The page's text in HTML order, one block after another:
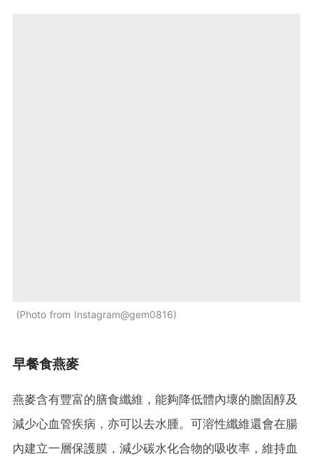
Photo from Instagram@gem0816
早餐食燕麥
燕麥含有豐富的膳食纖維，能夠降低體內壞的膽固醇及
減少心血管疾病，亦可以去水腫。可溶性纖維還會在腸
內建立一層保護膜，減少碳水化合物的吸收率，維持血